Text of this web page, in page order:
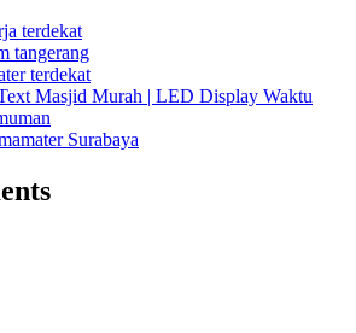
terdekat
tangerang
terdekat
Masjid Murah | LED Display Waktu
Surabaya